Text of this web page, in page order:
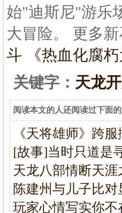
始"迪斯尼"游乐
大冒险。 更多
斗 《热血化腐
关键字： 天龙
阅读本文的人还阅读过下面
《天将雄师》跨
[故事]当时只道是
天龙八部情断天涯
陈建州与儿子比
玩家心情写实你不